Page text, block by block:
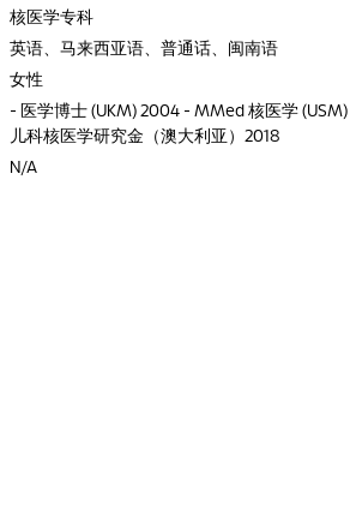
核医学专科
英语、马来西亚语、普通话、闽南语
女性
- 医学博士 (UKM) 2004 - MMed 核医学
儿科核医学研究金（澳大利亚）2018
N/A